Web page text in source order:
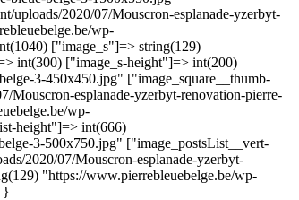
2020/07/Mouscron-esplanade-yzerbyt-
wp-
["image_s"]=> string(129)
int(300) ["image_s-height"]=> int(200)
3-450x450.jpg" ["image_square__thumb-
esplanade-yzerbyt-renovation-pierre-
wp-
height"]=> int(666)
3-500x750.jpg" ["image_postsList__vert-
2020/07/Mouscron-esplanade-yzerbyt-
"https://www.pierrebleuebelge.be/wp-
}